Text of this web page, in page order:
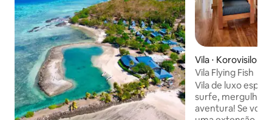
Vila ⋅ Korovisilou
Vila Flying Fish
Vila de luxo
surfe, mergulho
aventura! Se você gosta de contemplar